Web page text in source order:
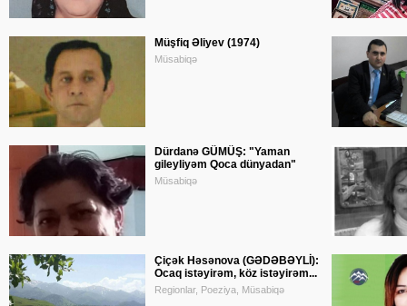
Müşfiq Əliyev (1974)
Müsabiqə
Dürdanə GÜMÜŞ: "Yaman
gileyliyəm Qoca dünyadan"
Müsabiqə
Çiçək Həsənova (GƏDƏBƏYLİ):
Ocaq istəyirəm, köz istəyirəm...
Regionlar, Poeziya, Müsabiqə